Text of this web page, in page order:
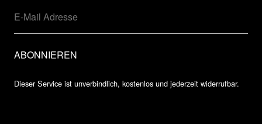
Dieser Service ist unverbindlich, kostenlos und jederzeit widerrufbar.